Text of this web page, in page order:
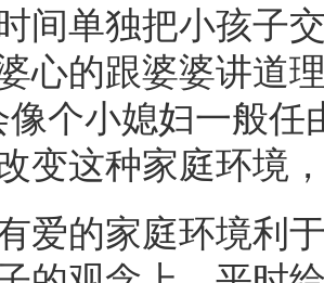
间单独把小孩子
心的跟婆婆讲道
像个小媳妇一般任
变这种家庭环境
的家庭环境利于